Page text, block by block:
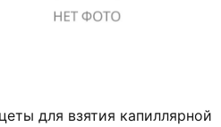
для взятия капиллярной